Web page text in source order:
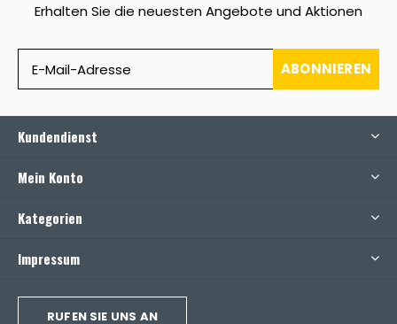
Erhalten Sie die neuesten Angebote und Aktionen
ABONNIEREN
Kundendienst
Mein Konto
Kategorien
Impressum
RUFEN SIE UNS AN